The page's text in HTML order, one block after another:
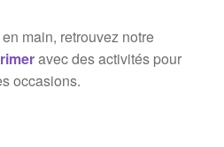
main, retrouvez notre
avec des activités pour
occasions.